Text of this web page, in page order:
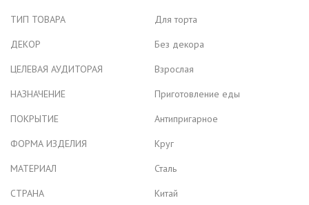
ТИП ТОВАРА
Для торта
ДЕКОР
Без декора
ЦЕЛЕВАЯ АУДИТОРАЯ
Взрослая
НАЗНАЧЕНИЕ
Приготовление еды
ПОКРЫТИЕ
Антипригарное
ФОРМА ИЗДЕЛИЯ
Круг
МАТЕРИАЛ
Сталь
СТРАНА
Китай